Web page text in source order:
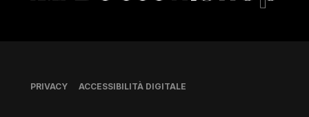
Piè di pagina
PRIVACY ACCESSIBILITÀ DIGITALE